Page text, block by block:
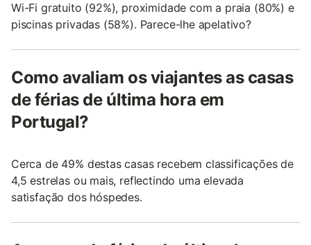
Wi-Fi gratuito (92%), proximidade com a praia (80%) e
piscinas privadas (58%). Parece-lhe apelativo?
Como avaliam os viajantes as casas
de férias de última hora em
Portugal?
Cerca de 49% destas casas recebem classificações de
4,5 estrelas ou mais, reflectindo uma elevada
satisfação dos hóspedes.